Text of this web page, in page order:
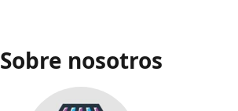
Sobre nosotros